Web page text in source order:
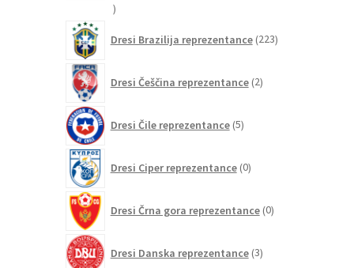
20
Dresi Brazilija reprezentance 223izdelkov
Dresi Češčina reprezentance 2izdelka
Dresi Čile reprezentance 5izdelkov
Dresi Ciper reprezentance 0izdelkov
Dresi Črna gora reprezentance 0izdelkov
Dresi Danska reprezentance 3izdelki